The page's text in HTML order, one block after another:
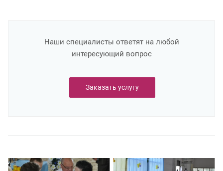
Наши специалисты ответят на любой
интересующий вопрос
Заказать услугу